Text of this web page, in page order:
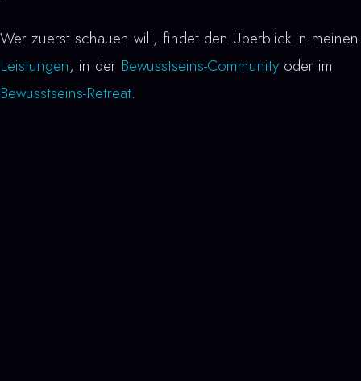
Wer zuerst schauen will, findet den Überblick in meinen
Leistungen, in der Bewusstseins-Community oder im
Bewusstseins-Retreat.